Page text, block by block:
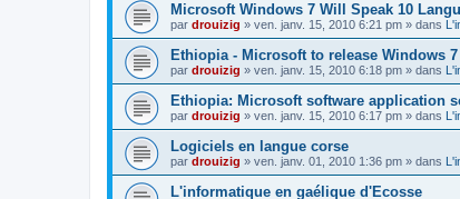
Microsoft Windows 7 Will Speak 10
par drouizig » ven. janv. 15, 2010 6:21 pm » dans
Ethiopia - Microsoft to release Windows
par drouizig » ven. janv. 15, 2010 6:18 pm » dans
Ethiopia: Microsoft software application
par drouizig » ven. janv. 15, 2010 6:17 pm » dans
Logiciels en langue corse
par drouizig » ven. janv. 01, 2010 1:36 pm » dans
L'informatique en gaélique d'Ecosse